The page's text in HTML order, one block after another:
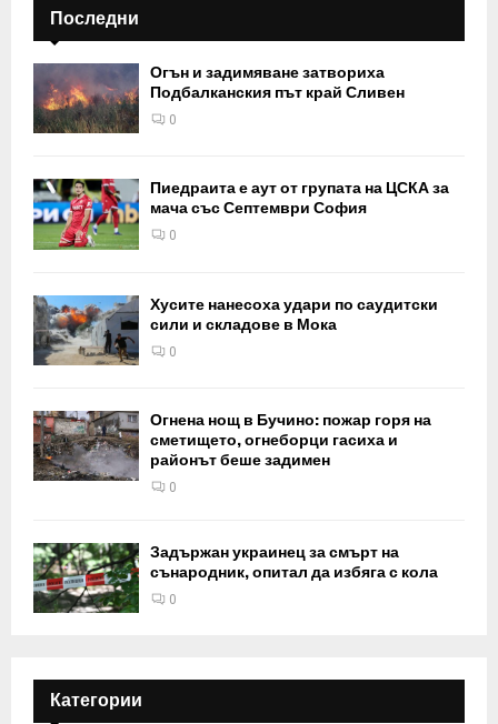
Последни
Огън и задимяване затвориха
Подбалканския път край Сливен
0
Пиедраита е аут от групата на ЦСКА за
мача със Септември София
0
Хусите нанесоха удари по саудитски
сили и складове в Мока
0
Огнена нощ в Бучино: пожар горя на
сметището, огнеборци гасиха и
районът беше задимен
0
Задържан украинец за смърт на
сънародник, опитал да избяга с кола
0
Категории